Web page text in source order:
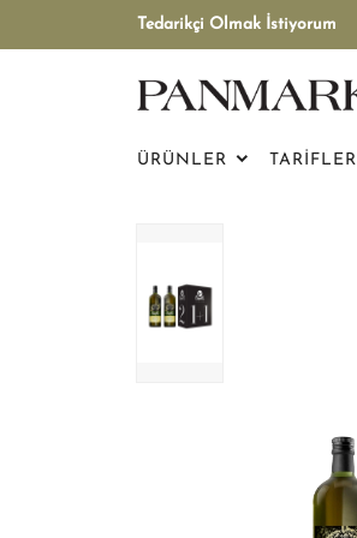
Tedarikçi Olmak İstiyorum
ÜRÜNLER TARIFLER